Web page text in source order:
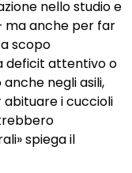
nello studio e
ma anche per far
scopo
deficit attentivo o
anche negli asili,
i cuccioli
spiega il